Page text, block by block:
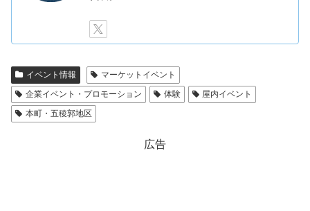
イベント情報
マーケットイベント
企業イベント・プロモーション
体験
屋内イベント
本町・五稜郭地区
広告